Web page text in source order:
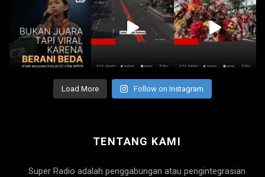
Load More Follow on Instagram
TENTANG KAMI
Super Radio adalah penggabungan atau pengintegrasian